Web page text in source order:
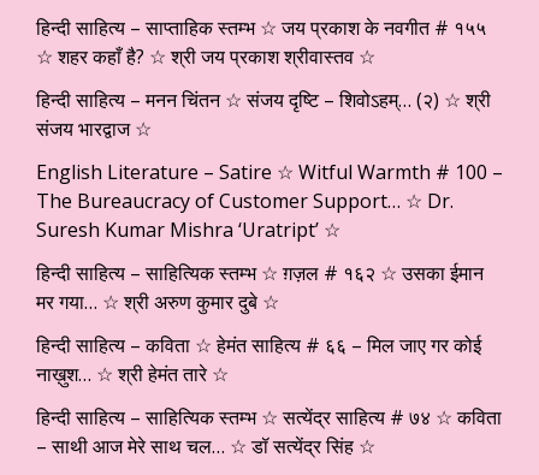
हिन्दी साहित्य – साप्ताहिक स्तम्भ ☆ जय प्रकाश के नवगीत # १५५
☆ शहर कहाँ है? ☆ श्री जय प्रकाश श्रीवास्तव ☆
हिन्दी साहित्य – मनन चिंतन ☆ संजय दृष्टि – शिवोऽहम्… (२) ☆ श्री
संजय भारद्वाज ☆
English Literature – Satire ☆ Witful Warmth # 100 –
The Bureaucracy of Customer Support… ☆ Dr.
Suresh Kumar Mishra ‘Uratript’ ☆
हिन्दी साहित्य – साहित्यिक स्तम्भ ☆ ग़ज़ल # १६२ ☆ उसका ईमान
मर गया… ☆ श्री अरुण कुमार दुबे ☆
हिन्दी साहित्य – कविता ☆ हेमंत साहित्य # ६६ – मिल जाए गर कोई
नाख़ुश… ☆ श्री हेमंत तारे ☆
हिन्दी साहित्य – साहित्यिक स्तम्भ ☆ सत्येंद्र साहित्य # ७४ ☆ कविता
– साथी आज मेरे साथ चल… ☆ डॉ सत्येंद्र सिंह ☆